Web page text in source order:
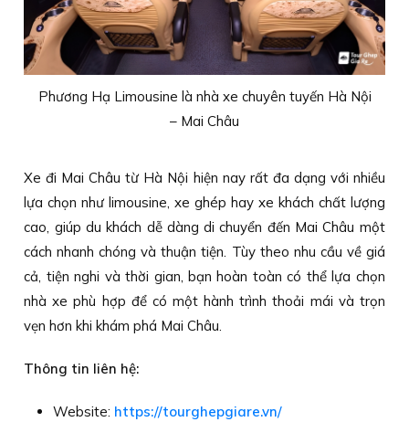
Phương Hạ Limousine là nhà xe chuyên tuyến Hà Nội
– Mai Châu
Xe đi Mai Châu từ Hà Nội hiện nay rất đa dạng với nhiều
lựa chọn như limousine, xe ghép hay xe khách chất lượng
cao, giúp du khách dễ dàng di chuyển đến Mai Châu một
cách nhanh chóng và thuận tiện. Tùy theo nhu cầu về giá
cả, tiện nghi và thời gian, bạn hoàn toàn có thể lựa chọn
nhà xe phù hợp để có một hành trình thoải mái và trọn
vẹn hơn khi khám phá Mai Châu.
Thông tin liên hệ:
Website: https://tourghepgiare.vn/